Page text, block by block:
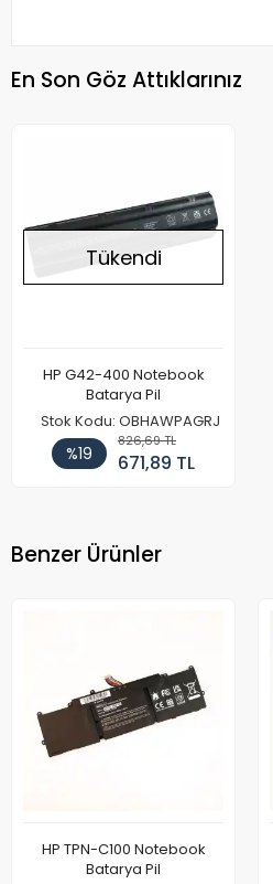
En Son Göz Attıklarınız
Tükendi
HP G42-400 Notebook
Batarya Pil
Stok Kodu: OBHAWPAGRJ
%19
826,69 TL
671,89 TL
Benzer Ürünler
HP TPN-C100 Notebook
Batarya Pil